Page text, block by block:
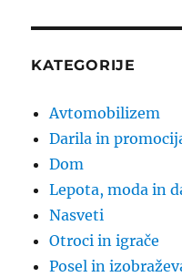
KATEGORIJE
Avtomobilizem
Darila in
Dom
Lepota, moda in
Nasveti
Otroci in igrače
Posel in